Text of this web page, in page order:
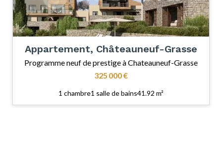
Appartement, Châteauneuf-Grasse
Programme neuf de prestige à Chateauneuf-Grasse
325 000 €
1 chambre1 salle de bains41.92 m²